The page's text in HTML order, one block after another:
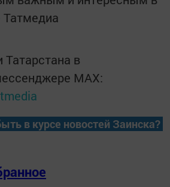
Татмедиа
Татарстана в
MАХ:
в курсе новостей Заинска?